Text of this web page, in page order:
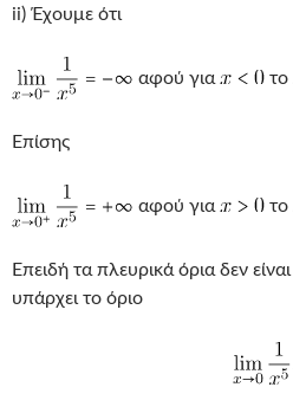
ii) Έχουμε ότι
αφού για το
Επίσης
αφού για το
Επειδή τα πλευρικά όρια δεν
υπάρχει το όριο